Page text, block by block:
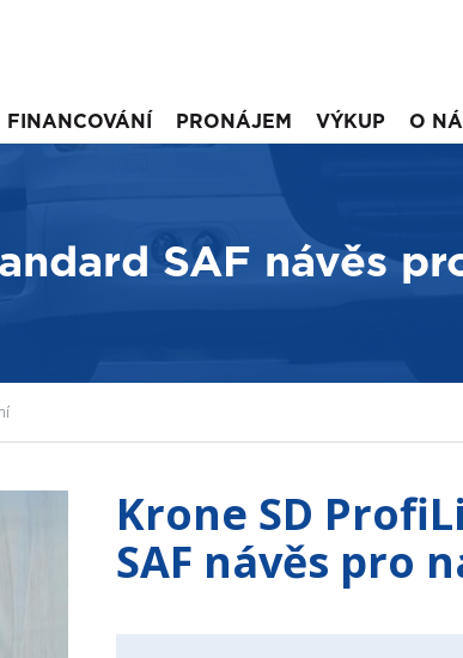
FINANCOVÁNÍ PRONÁJEM VÝKUP O
SAF návěs
Krone SD
SAF návěs pro